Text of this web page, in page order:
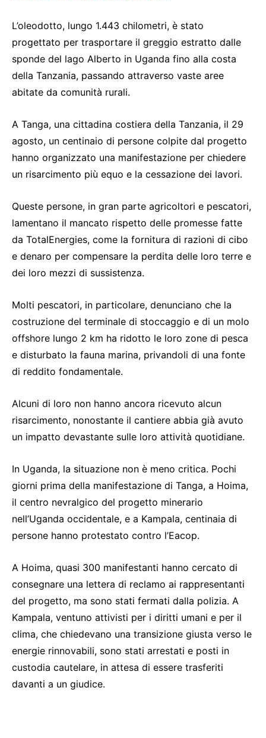
L’oleodotto, lungo 1.443 chilometri, è stato
progettato per trasportare il greggio estratto dalle
sponde del lago Alberto in Uganda fino alla costa
della Tanzania, passando attraverso vaste aree
abitate da comunità rurali.
A Tanga, una cittadina costiera della Tanzania, il 29
agosto, un centinaio di persone colpite dal progetto
hanno organizzato una manifestazione per chiedere
un risarcimento più equo e la cessazione dei lavori.
Queste persone, in gran parte agricoltori e pescatori,
lamentano il mancato rispetto delle promesse fatte
da TotalEnergies, come la fornitura di razioni di cibo
e denaro per compensare la perdita delle loro terre e
dei loro mezzi di sussistenza.
Molti pescatori, in particolare, denunciano che la
costruzione del terminale di stoccaggio e di un molo
offshore lungo 2 km ha ridotto le loro zone di pesca
e disturbato la fauna marina, privandoli di una fonte
di reddito fondamentale.
Alcuni di loro non hanno ancora ricevuto alcun
risarcimento, nonostante il cantiere abbia già avuto
un impatto devastante sulle loro attività quotidiane.
In Uganda, la situazione non è meno critica. Pochi
giorni prima della manifestazione di Tanga, a Hoima,
il centro nevralgico del progetto minerario
nell’Uganda occidentale, e a Kampala, centinaia di
persone hanno protestato contro l’Eacop.
A Hoima, quasi 300 manifestanti hanno cercato di
consegnare una lettera di reclamo ai rappresentanti
del progetto, ma sono stati fermati dalla polizia. A
Kampala, ventuno attivisti per i diritti umani e per il
clima, che chiedevano una transizione giusta verso le
energie rinnovabili, sono stati arrestati e posti in
custodia cautelare, in attesa di essere trasferiti
davanti a un giudice.